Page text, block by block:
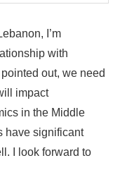
I’m
with
out, we need
impact
in the Middle
have significant
I look forward to